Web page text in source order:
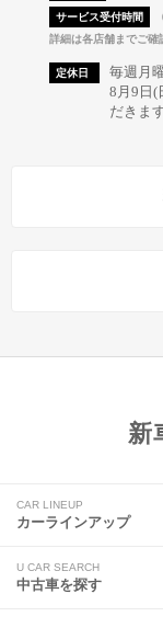
サービス受付時間
詳細は各店舗までご確
定休日
毎週月
8月9日(
だきます
新
CAR LINEUP
カーラインアップ
U CAR SEARCH
中古車を探す